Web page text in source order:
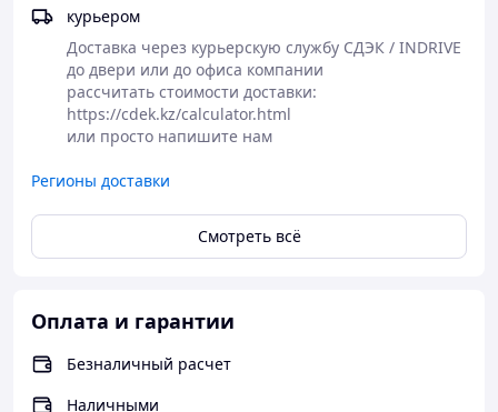
курьером
Доставка через курьерскую службу СДЭК / INDRIVE
до двери или до офиса компании
рассчитать стоимости доставки:
https://cdek.kz/calculator.html
или просто напишите нам
Регионы доставки
Смотреть всё
Оплата и гарантии
Безналичный расчет
Наличными